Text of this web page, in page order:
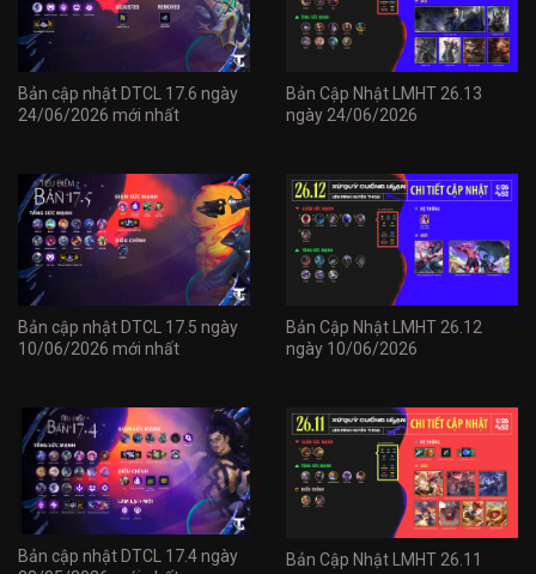
Bản cập nhật DTCL 17.6 ngày
24/06/2026 mới nhất
Bản Cập Nhật LMHT 26.13
ngày 24/06/2026
Bản cập nhật DTCL 17.5 ngày
10/06/2026 mới nhất
Bản Cập Nhật LMHT 26.12
ngày 10/06/2026
Bản cập nhật DTCL 17.4 ngày
Bản Cập Nhật LMHT 26.11